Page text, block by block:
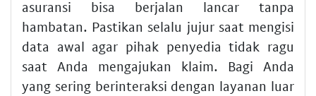
asuransi bisa berjalan lancar tanpa
hambatan. Pastikan selalu jujur saat mengisi
data awal agar pihak penyedia tidak ragu
saat Anda mengajukan klaim. Bagi Anda
yang sering berinteraksi dengan layanan luar